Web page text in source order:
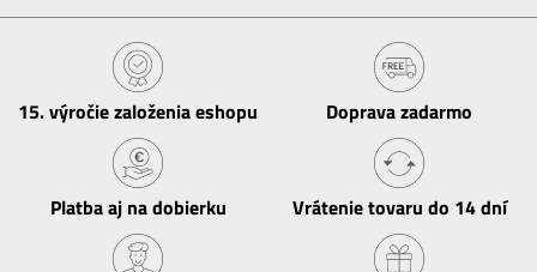
15​. výročie založenia eshopu Doprava zadarmo
Platba aj na dobierku Vrátenie tovaru do 14 dní